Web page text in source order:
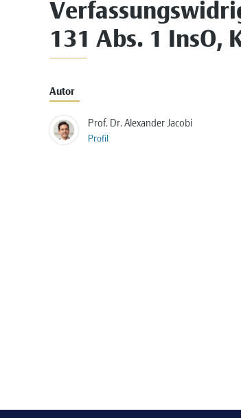
131 Abs. 1 InsO,
Autor
Prof. Dr. Alexander Jacobi
Profil